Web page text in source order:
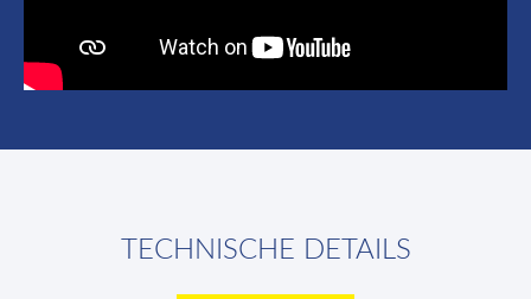
TECHNISCHE DETAILS